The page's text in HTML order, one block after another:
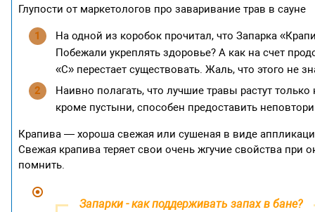
Глупости от маркетологов про заваривание трав в сауне
На одной из коробок прочитал, что Запарка
Побежали укреплять здоровье? А как на счет
«С» перестает существовать. Жаль, что этого не
Наивно полагать, что лучшие травы растут
кроме пустыни, способен предоставить
Крапива — хороша свежая или сушеная в виде
Свежая крапива теряет свои очень жгучие свойства
помнить.
Запарки - как поддерживать запах в бане?